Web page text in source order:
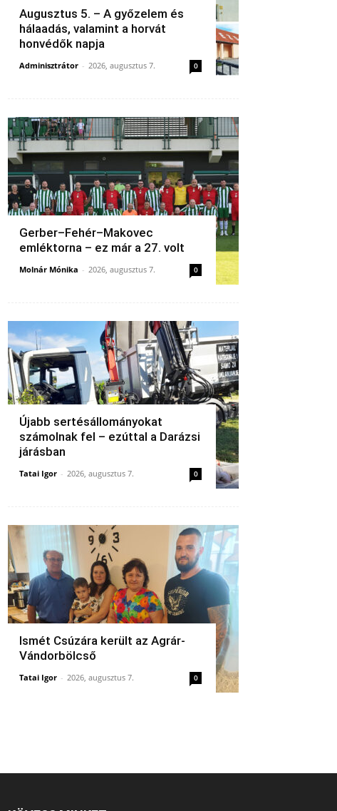
Augusztus 5. – A győzelem és
hálaadás, valamint a horvát
honvédők napja
Adminisztrátor - 2026, augusztus 7. 0
Gerber–Fehér–Makovec
emléktorna – ez már a 27. volt
Molnár Mónika - 2026, augusztus 7. 0
Újabb sertésállományokat
számolnak fel – ezúttal a Darázsi
járásban
Tatai Igor - 2026, augusztus 7. 0
Ismét Csúzára került az Agrár-
Vándorbölcső
Tatai Igor - 2026, augusztus 7. 0